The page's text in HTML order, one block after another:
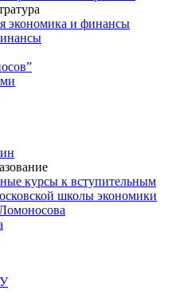
экономика и финансы
курсы к вступительным
школы экономики